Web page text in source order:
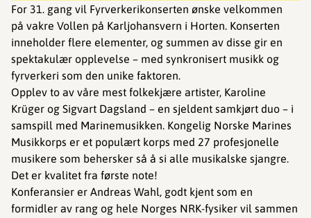
For 31. gang vil Fyrverkerikonserten ønske velkommen
på vakre Vollen på Karljohansvern i Horten. Konserten
inneholder flere elementer, og summen av disse gir en
spektakulær opplevelse – med synkronisert musikk og
fyrverkeri som den unike faktoren.
Opplev to av våre mest folkekjære artister, Karoline
Krüger og Sigvart Dagsland – en sjeldent samkjørt duo – i
samspill med Marinemusikken. Kongelig Norske Marines
Musikkorps er et populært korps med 27 profesjonelle
musikere som behersker så å si alle musikalske sjangre.
Det er kvalitet fra første note!
Konferansier er Andreas Wahl, godt kjent som en
formidler av rang og hele Norges NRK-fysiker vil sammen